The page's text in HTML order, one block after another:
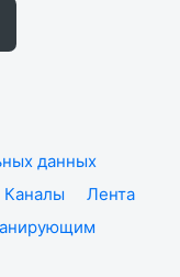
данных
Каналы
Лента